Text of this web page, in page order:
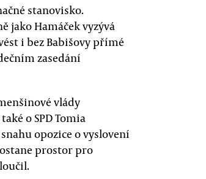
stanovisko.
jako Hamáček vyzývá
i bez Babišovy přímé
zasedání
vlády
o SPD Tomia
opozice o vyslovení
prostor pro